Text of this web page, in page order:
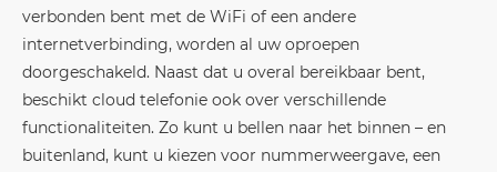
verbonden bent met de WiFi of een andere
internetverbinding, worden al uw oproepen
doorgeschakeld. Naast dat u overal bereikbaar bent,
beschikt cloud telefonie ook over verschillende
functionaliteiten. Zo kunt u bellen naar het binnen – en
buitenland, kunt u kiezen voor nummerweergave, een